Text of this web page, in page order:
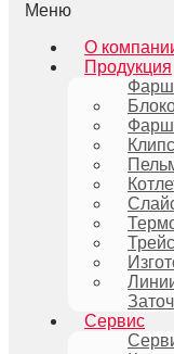
Меню
О
Продукция
Сервис